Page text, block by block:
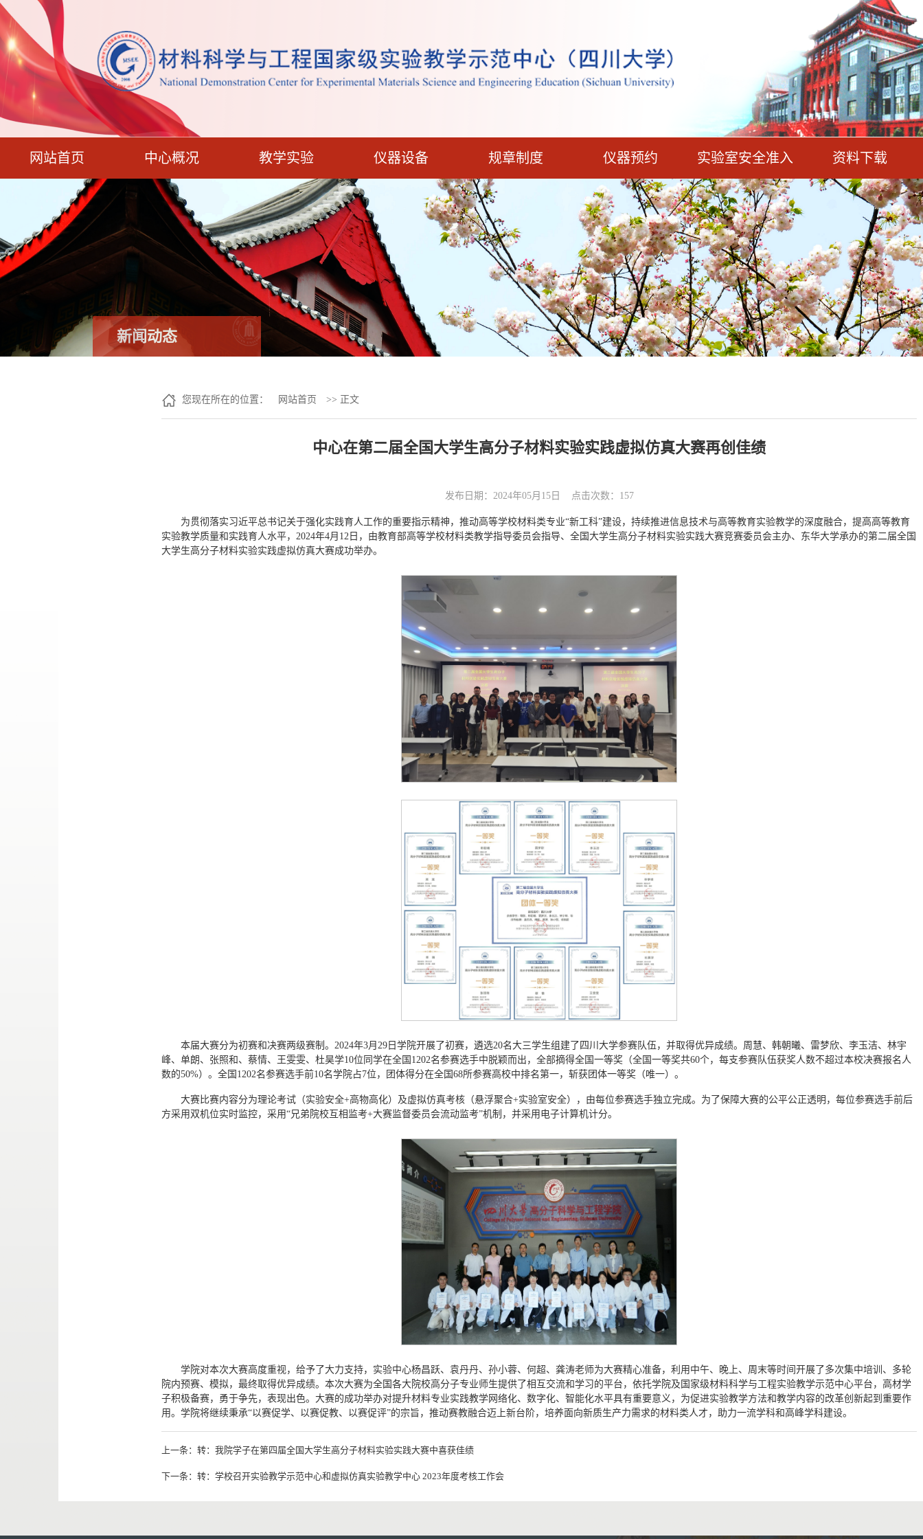
网站首页 中心概况 教学实验 仪器设备 规章制度 仪器预约 实验室安全准入 资料下载
新闻动态
您现在所在的位置： 网站首页 >> 正文
中心在第二届全国大学生高分子材料实验实践虚拟仿真大赛再创佳绩
发布日期：2024年05月15日 点击次数： 157
为贯彻落实习近平总书记关于强化实践育人工作的重要指示精神，推动高等学校材料类专业“新工科”建设，持续推进信息技术与高等教育实验教学的深度融合，提高高等教育
实验教学质量和实践育人水平，2024年4月12日，由教育部高等学校材料类教学指导委员会指导、全国大学生高分子材料实验实践大赛竞赛委员会主办、东华大学承办的第二届全国
大学生高分子材料实验实践虚拟仿真大赛成功举办。
本届大赛分为初赛和决赛两级赛制。2024年3月29日学院开展了初赛，遴选20名大三学生组建了四川大学参赛队伍，并取得优异成绩。周慧、韩朝曦、雷梦欣、李玉洁、林宇
峰、单朗、张照和、蔡情、王雯雯、杜昊学10位同学在全国1202名参赛选手中脱颖而出，全部摘得全国一等奖（全国一等奖共60个，每支参赛队伍获奖人数不超过本校决赛报名人
数的50%）。全国1202名参赛选手前10名学院占7位，团体得分在全国68所参赛高校中排名第一，斩获团体一等奖（唯一）。
大赛比赛内容分为理论考试（实验安全+高物高化）及虚拟仿真考核（悬浮聚合+实验室安全），由每位参赛选手独立完成。为了保障大赛的公平公正透明，每位参赛选手前后
方采用双机位实时监控，采用“兄弟院校互相监考+大赛监督委员会流动监考”机制，并采用电子计算机计分。
学院对本次大赛高度重视，给予了大力支持，实验中心杨昌跃、袁丹丹、孙小蓉、何超、龚涛老师为大赛精心准备，利用中午、晚上、周末等时间开展了多次集中培训、多轮
院内预赛、模拟，最终取得优异成绩。本次大赛为全国各大院校高分子专业师生提供了相互交流和学习的平台，依托学院及国家级材料科学与工程实验教学示范中心平台，高材学
子积极备赛，勇于争先，表现出色。大赛的成功举办对提升材料专业实践教学网络化、数字化、智能化水平具有重要意义，为促进实验教学方法和教学内容的改革创新起到重要作
用。学院将继续秉承“以赛促学、以赛促教、以赛促评”的宗旨，推动赛教融合迈上新台阶，培养面向新质生产力需求的材料类人才，助力一流学科和高峰学科建设。
上一条： 转：我院学子在第四届全国大学生高分子材料实验实践大赛中喜获佳绩
下一条： 转：学校召开实验教学示范中心和虚拟仿真实验教学中心 2023年度考核工作会